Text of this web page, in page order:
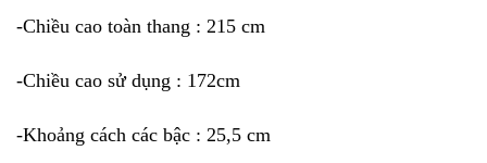
-Chiều cao toàn thang : 215 cm
-Chiều cao sử dụng : 172cm
-Khoảng cách các bậc : 25,5 cm